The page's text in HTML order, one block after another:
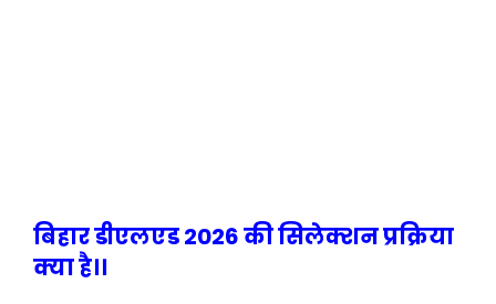
बिहार डीएलएड 2026 की सिलेक्शन प्रक्रिया
क्या है।।